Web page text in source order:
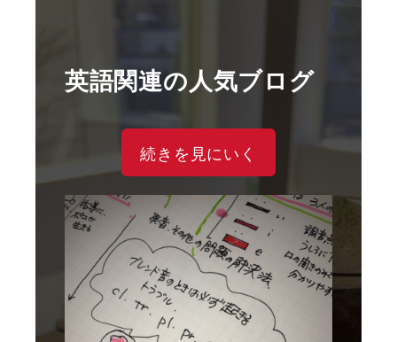
英語関連の人気ブログ
続きを見にいく